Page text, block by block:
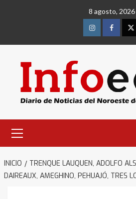
8 agosto, 2026
Instagram
primario
INICIO
TRENQUE LAUQUEN, ADOLFO
DAIREAUX, AMEGHINO, PEHUAJÓ, TRES